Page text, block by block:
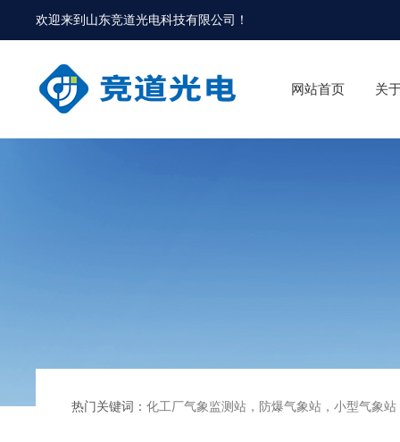
欢迎来到 山东竞道光电科技有限公司 ！
网站首页 关
热门关键词： 化工厂气象监测站，防爆气象站，小型气象站，化